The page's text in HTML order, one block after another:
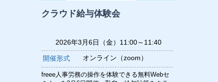
クラウド給与体験会
2026年3月6日（金）11:00～11:40
開催形式 オンライン（zoom）
freee人事労務の操作を体験できる無料Webセ